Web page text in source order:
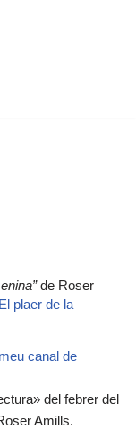
de Roser
plaer de la
canal de
del febrer del
Amills.